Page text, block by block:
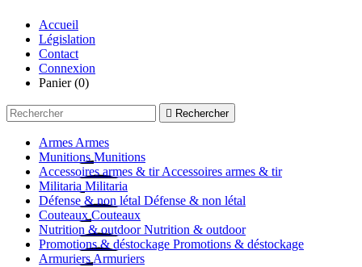
Accueil
Législation
Contact
Connexion
Panier (0)
 Rechercher
Armes Armes
Munitions Munitions
Accessoires armes & tir Accessoires armes & tir
Militaria Militaria
Défense & non létal Défense & non létal
Couteaux Couteaux
Nutrition & outdoor Nutrition & outdoor
Promotions & déstockage Promotions & déstockage
Armuriers Armuriers